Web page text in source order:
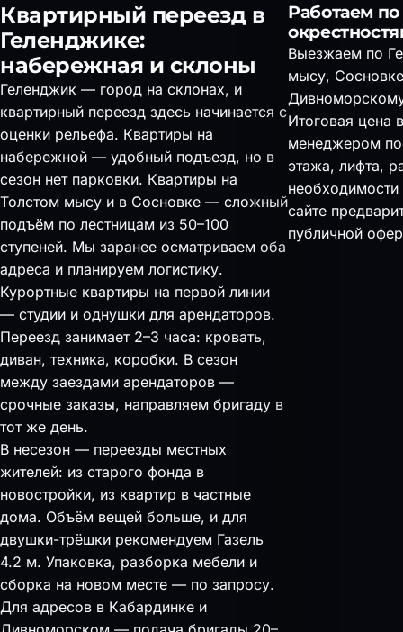
Квартирный переезд в
Геленджике:
набережная и склоны
Геленджик — город на склонах, и
квартирный переезд здесь начинается с
оценки рельефа. Квартиры на
набережной — удобный подъезд, но в
сезон нет парковки. Квартиры на
Толстом мысу и в Сосновке — сложный
подъём по лестницам из 50–100
ступеней. Мы заранее осматриваем оба
адреса и планируем логистику.
Курортные квартиры на первой линии
— студии и однушки для арендаторов.
Переезд занимает 2–3 часа: кровать,
диван, техника, коробки. В сезон
между заездами арендаторов —
срочные заказы, направляем бригаду в
тот же день.
В несезон — переезды местных
жителей: из старого фонда в
новостройки, из квартир в частные
дома. Объём вещей больше, и для
двушки-трёшки рекомендуем Газель
4.2 м. Упаковка, разборка мебели и
сборка на новом месте — по запросу.
Для адресов в Кабардинке и
Работаем
Выезжаем по
мысу,
Итоговая цена
менеджером
этажа, лифта,
необходимости
сайте
публичной